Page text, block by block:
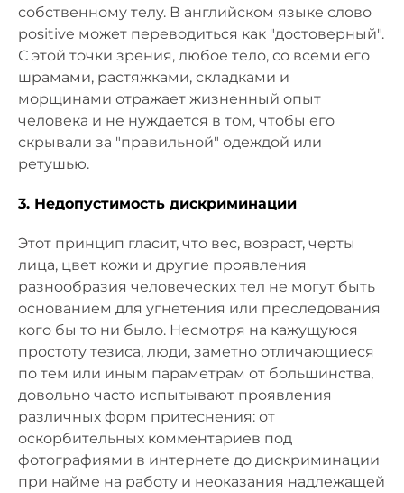
собственному телу. В английском языке слово
positive может переводиться как "достоверный".
С этой точки зрения, любое тело, со всеми его
шрамами, растяжками, складками и
морщинами отражает жизненный опыт
человека и не нуждается в том, чтобы его
скрывали за "правильной" одеждой или
ретушью.
3. Недопустимость дискриминации
Этот принцип гласит, что вес, возраст, черты
лица, цвет кожи и другие проявления
разнообразия человеческих тел не могут быть
основанием для угнетения или преследования
кого бы то ни было. Несмотря на кажущуюся
простоту тезиса, люди, заметно отличающиеся
по тем или иным параметрам от большинства,
довольно часто испытывают проявления
различных форм притеснения: от
оскорбительных комментариев под
фотографиями в интернете до дискриминации
при найме на работу и неоказания надлежащей